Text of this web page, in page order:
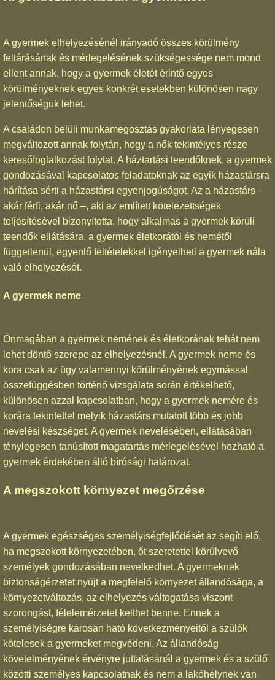
A gyermek elhelyezésénél irányadó összes körülmény
feltárásának és mérlegelésének szükségessége nem mond
ellent annak, hogy a gyermek életét érintő egyes
körülményeknek egyes konkrét esetekben különösen nagy
jelentőségük lehet.
A családon belüli munkamegosztás gyakorlata lényegesen
megváltozott annak folytán, hogy a nők tekintélyes része
keresőfoglalkozást folytat. A háztartási teendőknek, a gyermek
gondozásával kapcsolatos feladatoknak az egyik házastársra
hárítása sérti a házastársi egyenjogúságot. Az a házastárs –
akár férfi, akár nő –, aki az említett kötelezettségek
teljesítésével bizonyította, hogy alkalmas a gyermek körüli
teendők ellátására, a gyermek életkorától és nemétől
függetlenül, egyenlő feltételekkel igényelheti a gyermek nála
való elhelyezését.
A gyermek neme
Önmagában a gyermek nemének és életkorának tehát nem
lehet döntő szerepe az elhelyezésnél. A gyermek neme és
kora csak az ügy valamennyi körülményének egymással
összefüggésben történő vizsgálata során értékelhető,
különösen azzal kapcsolatban, hogy a gyermek nemére és
korára tekintettel melyik házastárs mutatott több és jobb
nevelési készséget. A gyermek nevelésében, ellátásában
ténylegesen tanúsított magatartás mérlegelésével hozható a
gyermek érdekében álló bírósági határozat.
A megszokott környezet megőrzése
A gyermek egészséges személyiségfejlődését az segíti elő,
ha megszokott környezetében, őt szeretettel körülvevő
személyek gondozásában nevelkedhet. A gyermeknek
biztonságérzetet nyújt a megfelelő környezet állandósága, a
környezetváltozás, az elhelyezés váltogatása viszont
szorongást, félelemérzetet kelthet benne. Ennek a
személyiségre károsan ható következményeitől a szülők
kötelesek a gyermeket megvédeni. Az állandóság
követelményének érvényre juttatásánál a gyermek és a szülő
közötti személyes kapcsolatnak és nem a lakóhelynek van